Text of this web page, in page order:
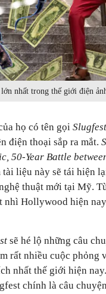
nhất trong thế giới điện
họ có tên gọi Slugfest
điện thoại sắp ra mắt.
50-Year Battle
liệu này sẽ tái hiện
thuật mới tại Mỹ.
nhì Hollywood hiện
sẽ hé lộ những câu
rất nhiều cuộc phỏng
nhất thế giới hiện
chính là câu